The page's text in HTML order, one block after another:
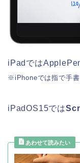
iPadでは
※iPhoneでは指で手書
iPadOS15では